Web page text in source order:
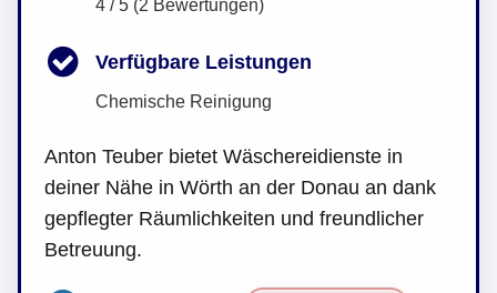
4 / 5 (2 Bewertungen)
Verfügbare Leistungen
Chemische Reinigung
Anton Teuber bietet Wäschereidienste in
deiner Nähe in Wörth an der Donau an dank
gepflegter Räumlichkeiten und freundlicher
Betreuung.